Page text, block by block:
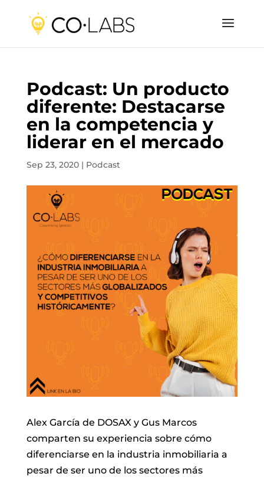
Podcast: Un producto
diferente: Destacarse
en la competencia y
liderar en el mercado
Sep 23, 2020| Podcast
Alex García de DOSAX y Gus Marcos
comparten su experiencia sobre cómo
diferenciarse en la industria inmobiliaria a
pesar de ser uno de los sectores más